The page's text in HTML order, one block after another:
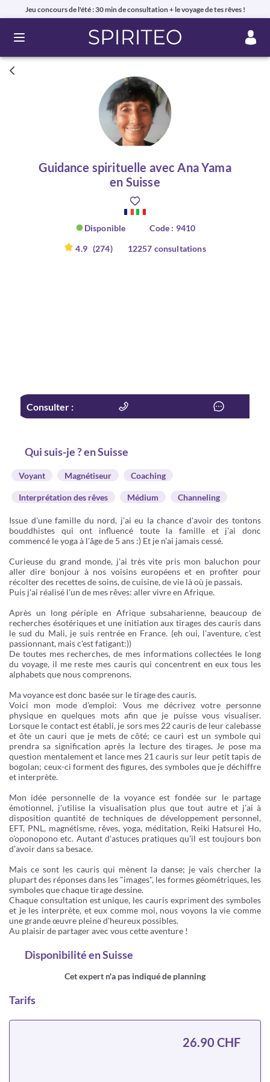
Jeu concours de l'été : 30 min de consultation + le voyage de tes rêves !
Ouvrir le menu
Guidance spirituelle avec Ana Yama
en Suisse
Disponible Code : 9410
4.9 (274) 12257 consultations
Consulter :
Qui suis-je ? en Suisse
Voyant Magnétiseur Coaching
Interprétation des rêves Médium Channeling
Issue d'une famille du nord, j'ai eu la chance d'avoir des tontons
bouddhistes qui ont influencé toute la famille et j'ai donc
commencé le yoga à l'âge de 5 ans :) Et je n'ai jamais cessé.
Curieuse du grand monde, j'ai très vite pris mon baluchon pour
aller dire bonjour à nos voisins européens et en profiter pour
récolter des recettes de soins, de cuisine, de vie là où je passais.
Puis j'ai réalisé l'un de mes rêves: aller vivre en Afrique.
Après un long périple en Afrique subsaharienne, beaucoup de
recherches ésotériques et une initiation aux tirages des cauris dans
le sud du Mali, je suis rentrée en France. (eh oui, l'aventure, c'est
passionnant, mais c'est fatigant:))
De toutes mes recherches, de mes informations collectées le long
du voyage, il me reste mes cauris qui concentrent en eux tous les
alphabets que nous comprenons.
Ma voyance est donc basée sur le tirage des cauris.
Voici mon mode d'emploi: Vous me décrivez votre personne
physique en quelques mots afin que je puisse vous visualiser.
Lorsque le contact est établi, je sors mes 22 cauris de leur calebasse
et ôte un cauri que je mets de côté; ce cauri est un symbole qui
prendra sa signification après la lecture des tirages. Je pose ma
question mentalement et lance mes 21 cauris sur leur petit tapis de
bogolan; ceux-ci forment des figures, des symboles que je déchiffre
et interprète.
Mon idée personnelle de la voyance est fondée sur le partage
émotionnel, j'utilise la visualisation plus que tout autre et j'ai à
disposition quantité de techniques de développement personnel,
EFT, PNL, magnétisme, rêves, yoga, méditation, Reiki Hatsurei Ho,
o'oponopono etc. Autant d'astuces pratiques qu'il est toujours bon
d'avoir dans sa besace.
Mais ce sont les cauris qui mènent la danse; je vais chercher la
plupart des réponses dans les "images", les formes géométriques, les
symboles que chaque tirage dessine.
Chaque consultation est unique, les cauris expriment des symboles
et je les interprète, et eux comme moi, nous voyons la vie comme
une grande œuvre pleine d'heureux possibles.
Au plaisir de partager avec vous cette aventure !
Disponibilitéen Suisse
Cet expert n'a pas indiqué de planning
Tarifs
26.90 CHF